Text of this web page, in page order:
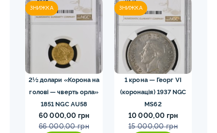
ЗНИЖКА
2½ долари «Корона на
голові — чверть орла»
1851 NGC AU58
60 000,00 грн
66 000,00 грн
ЗНИЖКА
1 крона — Георг VI
(коронація) 1937 NGC
MS62
10 000,00 грн
15 000,00 грн